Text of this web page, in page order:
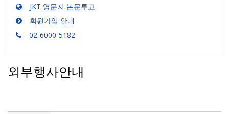
JKT 영문지 논문투고
회원가입 안내
02-6000-5182
외부행사안내